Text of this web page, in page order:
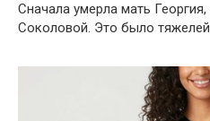
Сначала умерла мать
Соколовой. Это было